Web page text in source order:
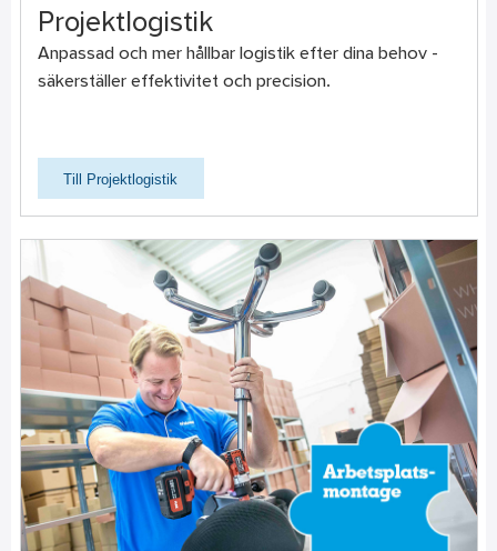
Projektlogistik
Anpassad och mer hållbar logistik efter dina behov -
säkerställer effektivitet och precision.
Till Projektlogistik